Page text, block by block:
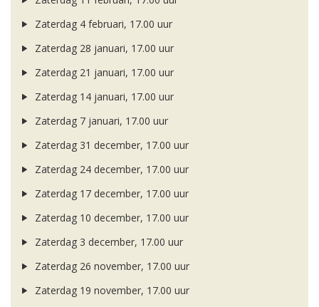
Zaterdag 4 februari, 17.00 uur
Zaterdag 28 januari, 17.00 uur
Zaterdag 21 januari, 17.00 uur
Zaterdag 14 januari, 17.00 uur
Zaterdag 7 januari, 17.00 uur
Zaterdag 31 december, 17.00 uur
Zaterdag 24 december, 17.00 uur
Zaterdag 17 december, 17.00 uur
Zaterdag 10 december, 17.00 uur
Zaterdag 3 december, 17.00 uur
Zaterdag 26 november, 17.00 uur
Zaterdag 19 november, 17.00 uur